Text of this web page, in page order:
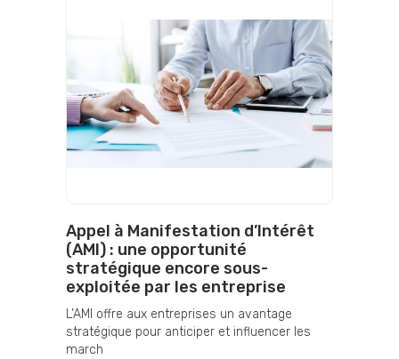
Appel à Manifestation d’Intérêt
(AMI) : une opportunité
stratégique encore sous-
exploitée par les entreprise
L’AMI offre aux entreprises un avantage
stratégique pour anticiper et influencer les
march